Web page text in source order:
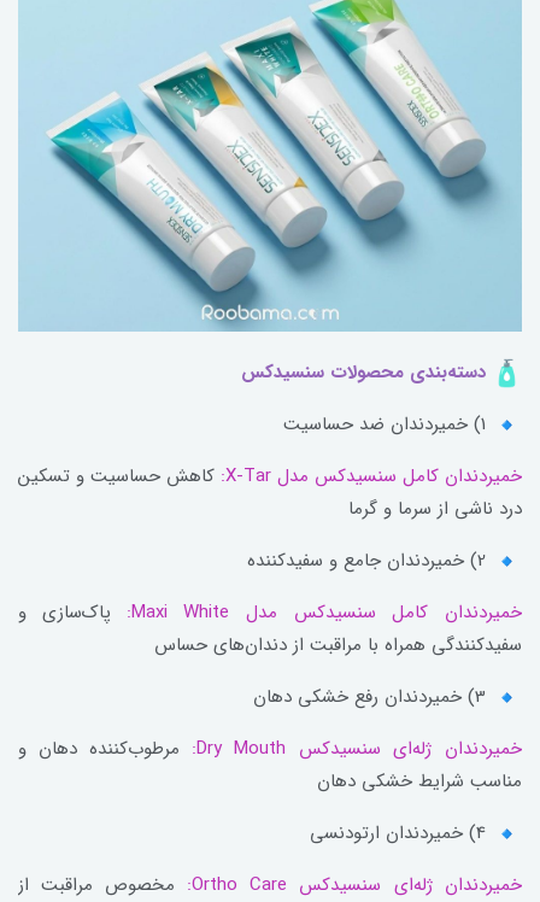
دسته‌بندی محصولات سنسیدکس
خمیردندان کامل سنسیدکس مدل X-Tar:
کاهش حساسیت و تسکین
درد ناشی از سرما و گرما
خمیردندان کامل سنسیدکس مدل Maxi White:
پاک‌سازی و
سفیدکنندگی همراه با مراقبت از دندان‌های حساس
خمیردندان ژله‌ای سنسیدکس Dry Mouth:
مرطوب‌کننده دهان و
مناسب شرایط خشکی دهان
خمیردندان ژله‌ای سنسیدکس Ortho Care:
مخصوص مراقبت از